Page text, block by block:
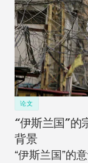
论文
“伊斯兰国”
背景
“伊斯兰国”的